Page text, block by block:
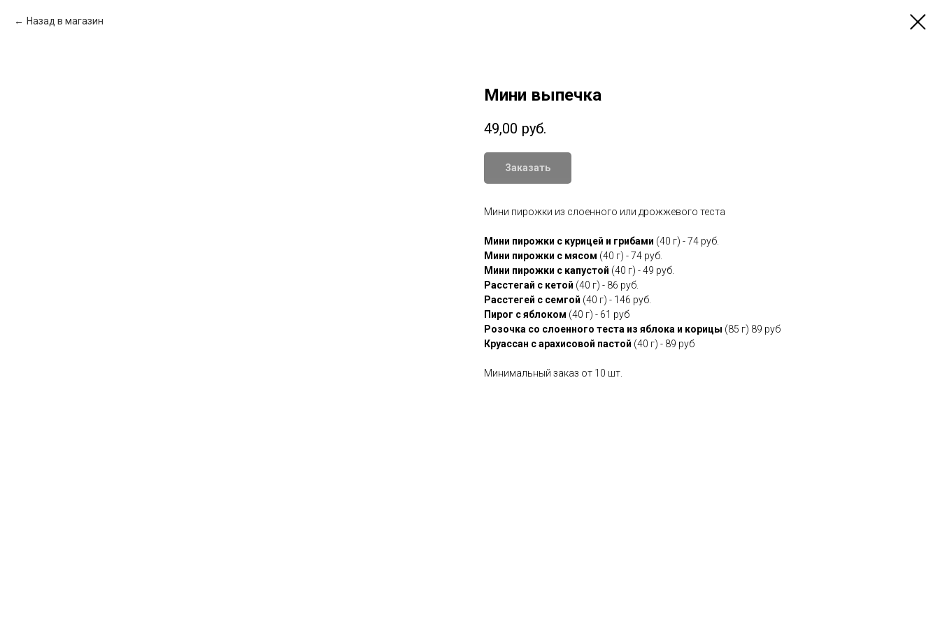
Назад в магазин
Мини выпечка
49,00 руб.
Заказать
Мини пирожки из слоенного или дрожжевого теста
Мини пирожки с курицей и грибами (40 г) - 74 руб.
Мини пирожки с мясом (40 г) - 74 руб.
Мини пирожки с капустой (40 г) - 49 руб.
Расстегай с кетой (40 г) - 86 руб.
Расстегей с семгой (40 г) - 146 руб.
Пирог с яблоком (40 г) - 61 руб
Розочка со слоенного теста из яблока и корицы (85 г) 89 руб
Круассан с арахисовой пастой (40 г) - 89 руб
Минимальный заказ от 10 шт.